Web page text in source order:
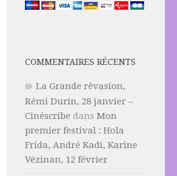
COMMENTAIRES RÉCENTS
La Grande rêvasion,
Rémi Durin, 28 janvier –
Cinéscribe dans Mon
premier festival : Hola
Frida, André Kadi, Karine
Vézinan, 12 février